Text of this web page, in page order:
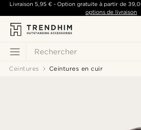
Rechercher
Livraison 5,95 €- Option gratuite à partir de
options de livraison
Ceintures Ceintures en cuir